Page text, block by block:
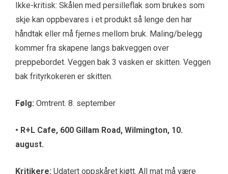
Ikke-kritisk: Skålen med persilleflak som brukes som
skje kan oppbevares i et produkt så lenge den har
håndtak eller må fjernes mellom bruk. Maling/belegg
kommer fra skapene langs bakveggen over
preppebordet. Veggen bak 3 vasken er skitten. Veggen
bak frityrkokeren er skitten.
Følg: Omtrent. 8. september
• R+L Cafe, 600 Gillam Road, Wilmington, 10.
august.
Kritikere: Udatert oppskåret kjøtt. All mat må være